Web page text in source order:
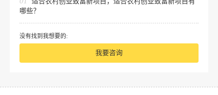
哪些？
没有找到我想要的:
我要咨询